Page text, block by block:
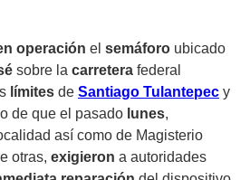
operación el semáforo ubicado
sobre la carretera federal
límites de Santiago Tulantepec y
de que el pasado lunes,
así como de Magisterio
otras, exigieron a autoridades